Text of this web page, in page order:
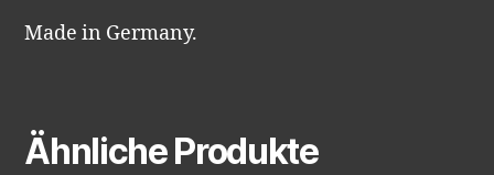
Made in Germany.
Ähnliche Produkte